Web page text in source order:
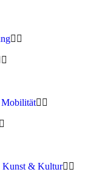
Kunst & Kultur